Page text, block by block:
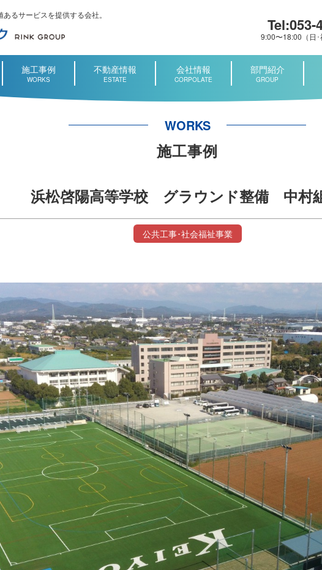
るサービスを提供する会社。
Tel:053-
9:00〜18:00（日･
施工事例
WORKS
不動産情報
ESTATE
会社情報
CORPOLATE
部門紹介
GROUP
WORKS
施工事例
浜松啓陽高等学校 グラウンド整備 中村
公共工事･社会福祉事業